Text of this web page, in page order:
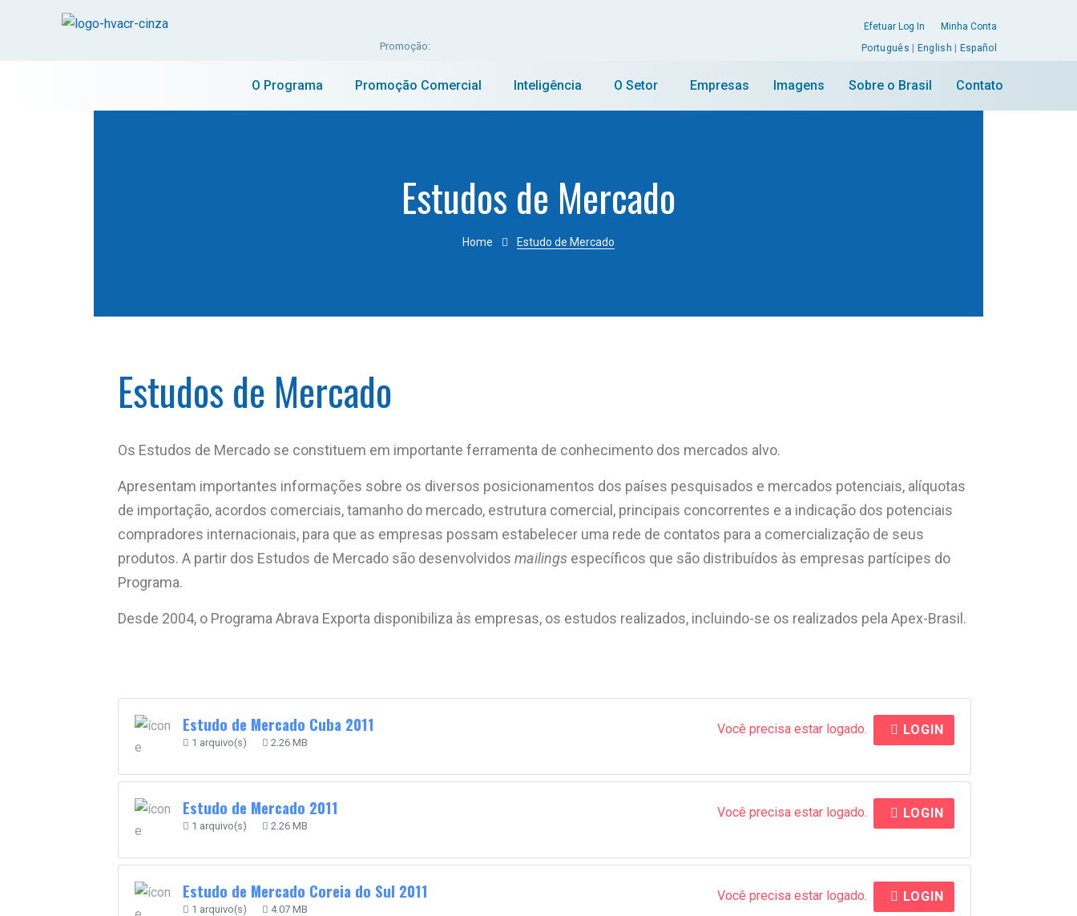
Promoção:
Efetuar Log In
Minha Conta
Português
English Español
O Programa Promoção Comercial Inteligência O Setor Empresas Imagens Sobre o Brasil Contato
Estudos de Mercado
Home Estudo de Mercado
Estudos de Mercado
Os Estudos de Mercado se constituem em importante ferramenta de conhecimento dos mercados alvo.
Apresentam importantes informações sobre os diversos posicionamentos dos países pesquisados e mercados potenciais, alíquotas
de importação, acordos comerciais, tamanho do mercado, estrutura comercial, principais concorrentes e a indicação dos potenciais
compradores internacionais, para que as empresas possam estabelecer uma rede de contatos para a comercialização de seus
produtos. A partir dos Estudos de Mercado são desenvolvidos mailings específicos que são distribuídos às empresas partícipes do
Programa.
Desde 2004, o Programa Abrava Exporta disponibiliza às empresas, os estudos realizados, incluindo-se os realizados pela Apex-Brasil.
Estudo de Mercado Cuba 2011
1 arquivo(s) 2.26 MB
Você precisa estar logado. LOGIN
Estudo de Mercado 2011
1 arquivo(s) 2.26 MB
Você precisa estar logado. LOGIN
Estudo de Mercado Coreia do Sul 2011
1 arquivo(s) 4.07 MB
Você precisa estar logado. LOGIN